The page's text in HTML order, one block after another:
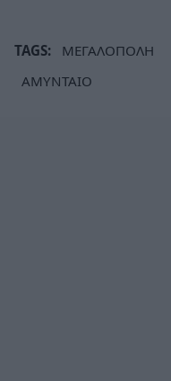
TAGS: ΜΕΓΑΛΟΠΟΛΗ
ΑΜΥΝΤΑΙΟ